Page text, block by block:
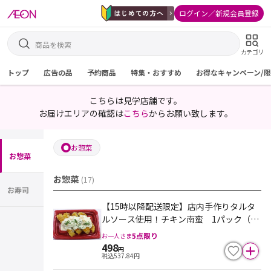
ログイン／新規会員登録
カテゴリ
トップ 広告の品 予約商品 特集・おすすめ お得なキャンペーン/
こちらは見学店舗です。
お届けエリアの確認はこちらからお願い致します。
お惣菜
お寿司
お惣菜
お惣菜 (17)
【15時以降配送限定】店内手作りタルタ
ルソース使用！チキン南蛮 1パック（4
切入）
お一人さま5点限り
498円
税込537.84円